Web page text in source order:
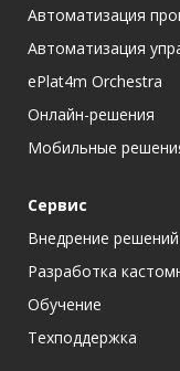
Автоматизация
Автоматизация
ePlat4m Orchestra
Онлайн-решения
Мобильные
Сервис
Внедрение решений
Разработка
Обучение
Техподдержка